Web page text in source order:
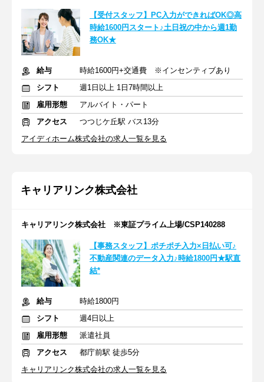
【受付スタッフ】PC入力ができればOK◎高
時給1600円スタート♪土日祝の中から週1勤
務OK★
給与
時給1600円+交通費 ※インセンティブあり
シフト
週1日以上 1日7時間以上
雇用形態
アルバイト・パート
アクセス
つつじケ丘駅 バス13分
アイディホーム株式会社の求人一覧を見る
キャリアリンク株式会社
キャリアリンク株式会社 ※東証プライム上場/CSP140288
【事務スタッフ】ポチポチ入力×日払い可♪
不動産関連のデータ入力♪時給1800円★駅直
結*
給与
時給1800円
シフト
週4日以上
雇用形態
派遣社員
アクセス
都庁前駅 徒歩5分
キャリアリンク株式会社の求人一覧を見る